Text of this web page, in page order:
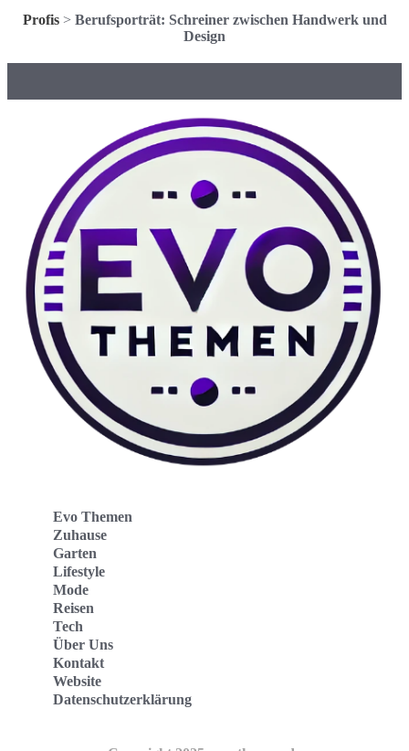
Profis> Berufsporträt: Schreiner zwischen Handwerk und
Design
Evo Themen
Zuhause
Garten
Lifestyle
Mode
Reisen
Tech
Über Uns
Kontakt
Website
Datenschutzerklärung